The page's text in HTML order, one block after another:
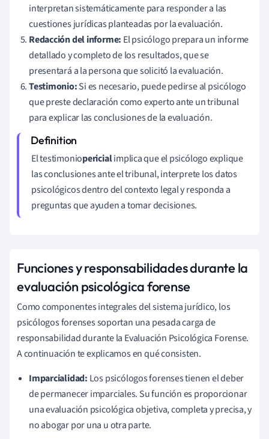
interpretan sistemáticamente para responder a las
cuestiones jurídicas planteadas por la evaluación.
Redacción del informe: El psicólogo prepara un informe
detallado y completo de los resultados, que se
presentará a la persona que solicitó la evaluación.
Testimonio:Si es necesario, puede pedirse al psicólogo
que preste declaración como experto ante un tribunal
para explicar las conclusiones de la evaluación.
El testimoniopericialimplica que el psicólogo explique
las conclusiones ante el tribunal, interprete los datos
psicológicos dentro del contexto legal y responda a
preguntas que ayuden a tomar decisiones.
Funciones y responsabilidades durante la
evaluación psicológica forense
Como componentes integrales del sistema jurídico, los
psicólogos forenses soportan una pesada carga de
responsabilidad durante la Evaluación Psicológica Forense.
A continuación te explicamos en qué consisten.
Imparcialidad: Los psicólogos forenses tienen el deber
de permanecer imparciales. Su función es proporcionar
una evaluación psicológica objetiva, completa y precisa, y
no abogar por una u otra parte.